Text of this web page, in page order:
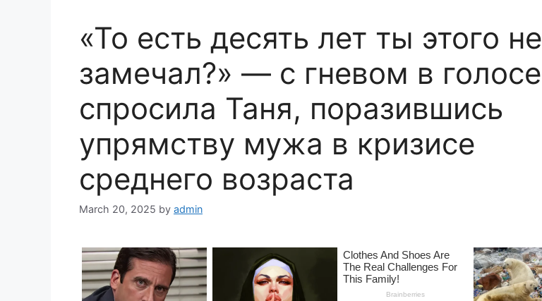
«То есть десять лет ты этого не
замечал?» — с гневом в голосе
спросила Таня, поразившись
упрямству мужа в кризисе
среднего возраста
March 20, 2025 by admin